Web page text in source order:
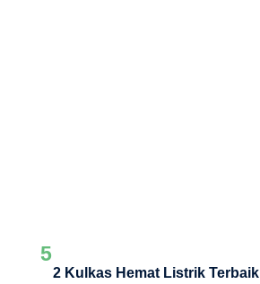
5
2 Kulkas Hemat Listrik Terbaik